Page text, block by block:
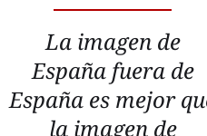
La imagen de
España fuera de
España es mejor
la imagen de